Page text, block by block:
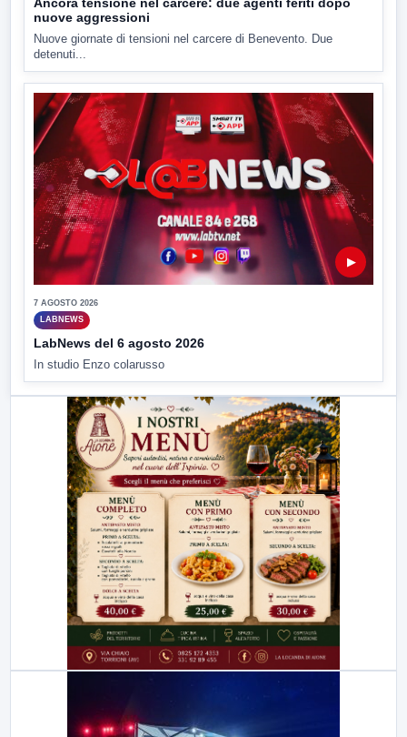
Ancora tensione nel carcere: due agenti feriti dopo
nuove aggressioni
Nuove giornate di tensioni nel carcere di Benevento. Due
detenuti...
▶
7 AGOSTO 2026
LABNEWS
LabNews del 6 agosto 2026
In studio Enzo colarusso